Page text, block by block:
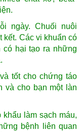
ngày. Chuối nuôi
Các vi khuẩn có
có hại tạo ra những
tốt cho chứng táo
và cho bạn một làn
làm sạch máu,
bệnh liên quan